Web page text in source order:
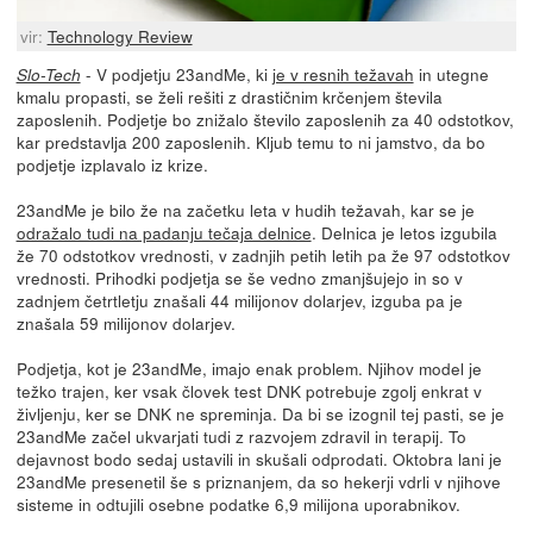
vir: Technology Review
Slo-Tech - V podjetju 23andMe, ki je v resnih težavah in utegne
kmalu propasti, se želi rešiti z drastičnim krčenjem števila
zaposlenih. Podjetje bo znižalo število zaposlenih za 40 odstotkov,
kar predstavlja 200 zaposlenih. Kljub temu to ni jamstvo, da bo
podjetje izplavalo iz krize.
23andMe je bilo že na začetku leta v hudih težavah, kar se je
odražalo tudi na padanju tečaja delnice. Delnica je letos izgubila
že 70 odstotkov vrednosti, v zadnjih petih letih pa že 97 odstotkov
vrednosti. Prihodki podjetja se še vedno zmanjšujejo in so v
zadnjem četrtletju znašali 44 milijonov dolarjev, izguba pa je
znašala 59 milijonov dolarjev.
Podjetja, kot je 23andMe, imajo enak problem. Njihov model je
težko trajen, ker vsak človek test DNK potrebuje zgolj enkrat v
življenju, ker se DNK ne spreminja. Da bi se izognil tej pasti, se je
23andMe začel ukvarjati tudi z razvojem zdravil in terapij. To
dejavnost bodo sedaj ustavili in skušali odprodati. Oktobra lani je
23andMe presenetil še s priznanjem, da so hekerji vdrli v njihove
sisteme in odtujili osebne podatke 6,9 milijona uporabnikov.